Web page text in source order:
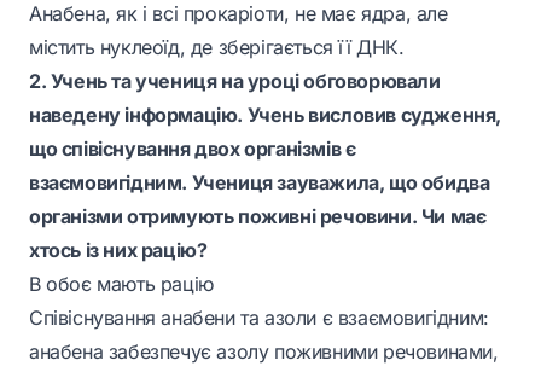
Анабена, як і всі прокаріоти, не має ядра, але
містить нуклеоїд, де зберігається її ДНК.
2. Учень та учениця на уроці обговорювали
наведену інформацію. Учень висловив судження,
що співіснування двох організмів є
взаємовигідним. Учениця зауважила, що обидва
організми отримують поживні речовини. Чи має
хтось із них рацію?
В обоє мають рацію
Співіснування анабени та азоли є взаємовигідним:
анабена забезпечує азолу поживними речовинами,